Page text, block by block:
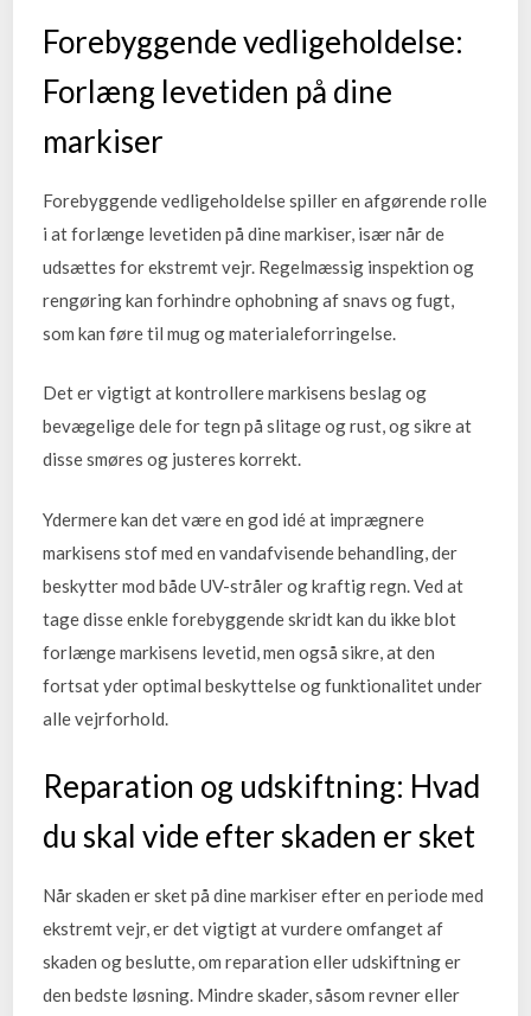
Forebyggende vedligeholdelse:
Forlæng levetiden på dine
markiser
Forebyggende vedligeholdelse spiller en afgørende rolle
i at forlænge levetiden på dine markiser, især når de
udsættes for ekstremt vejr. Regelmæssig inspektion og
rengøring kan forhindre ophobning af snavs og fugt,
som kan føre til mug og materialeforringelse.
Det er vigtigt at kontrollere markisens beslag og
bevægelige dele for tegn på slitage og rust, og sikre at
disse smøres og justeres korrekt.
Ydermere kan det være en god idé at imprægnere
markisens stof med en vandafvisende behandling, der
beskytter mod både UV-stråler og kraftig regn. Ved at
tage disse enkle forebyggende skridt kan du ikke blot
forlænge markisens levetid, men også sikre, at den
fortsat yder optimal beskyttelse og funktionalitet under
alle vejrforhold.
Reparation og udskiftning: Hvad
du skal vide efter skaden er sket
Når skaden er sket på dine markiser efter en periode med
ekstremt vejr, er det vigtigt at vurdere omfanget af
skaden og beslutte, om reparation eller udskiftning er
den bedste løsning. Mindre skader, såsom revner eller